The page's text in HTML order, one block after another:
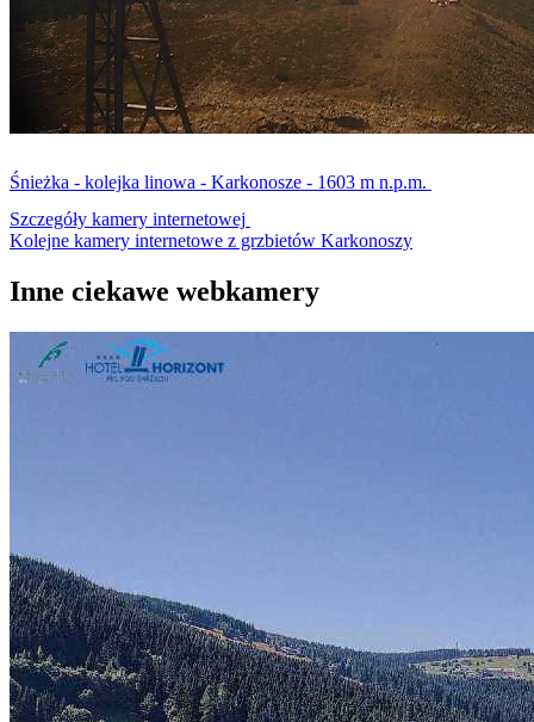
Śnieżka - kolejka linowa - Karkonosze - 1603 m n.p.m.
Szczegóły kamery internetowej
Kolejne kamery internetowe z grzbietów Karkonoszy
Inne ciekawe webkamery